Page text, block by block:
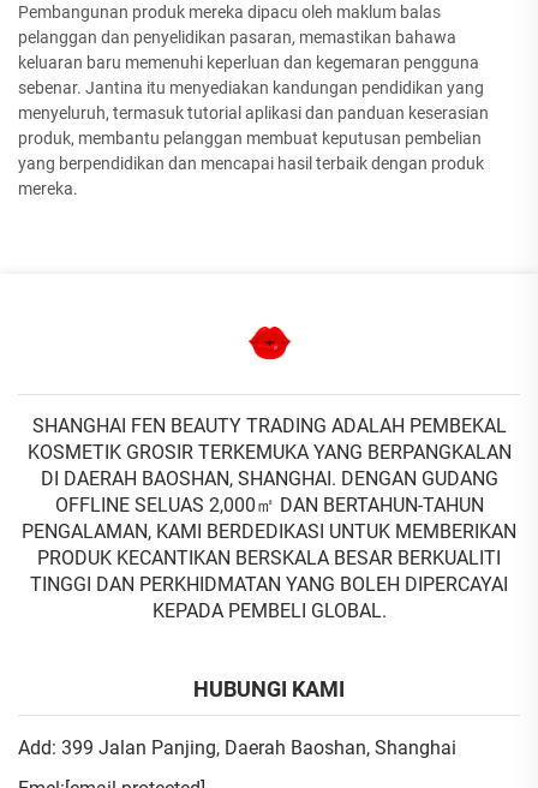
Pembangunan produk mereka dipacu oleh maklum balas
pelanggan dan penyelidikan pasaran, memastikan bahawa
keluaran baru memenuhi keperluan dan kegemaran pengguna
sebenar. Jantina itu menyediakan kandungan pendidikan yang
menyeluruh, termasuk tutorial aplikasi dan panduan keserasian
produk, membantu pelanggan membuat keputusan pembelian
yang berpendidikan dan mencapai hasil terbaik dengan produk
mereka.
SHANGHAI FEN BEAUTY TRADING ADALAH PEMBEKAL
KOSMETIK GROSIR TERKEMUKA YANG BERPANGKALAN
DI DAERAH BAOSHAN, SHANGHAI. DENGAN GUDANG
OFFLINE SELUAS 2,000㎡ DAN BERTAHUN-TAHUN
PENGALAMAN, KAMI BERDEDIKASI UNTUK MEMBERIKAN
PRODUK KECANTIKAN BERSKALA BESAR BERKUALITI
TINGGI DAN PERKHIDMATAN YANG BOLEH DIPERCAYAI
KEPADA PEMBELI GLOBAL.
HUBUNGI KAMI
Add: 399 Jalan Panjing, Daerah Baoshan, Shanghai